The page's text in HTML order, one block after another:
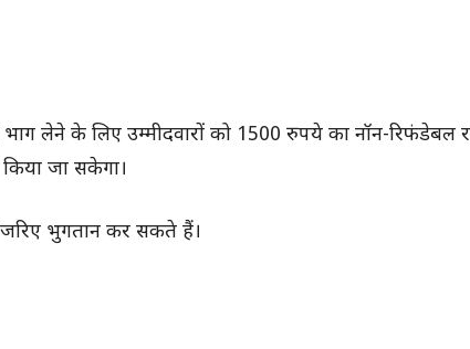
भाग लेने के लिए उम्मीदवारों को 1500 रुपये का नॉन-रिफंडेबल
जा सकेगा।
जरिए भुगतान कर सकते हैं।